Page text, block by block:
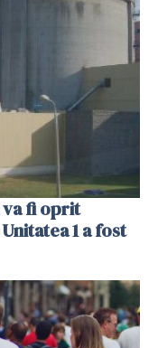
va fi oprit
1 a fost